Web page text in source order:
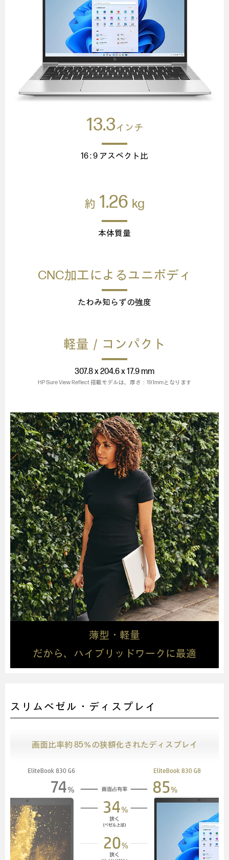
13.3インチ
16 : 9 アスペクト比
約 1.26 kg
本体質量
CNC加工によるユニボディ
たわみ知らずの強度
軽量／コンパクト
307.8 x 204.6 x 17.9 mm
HP Sure View Reflect 搭載モデルは、厚さ：19.1mmとなります
薄型・軽量
だから、ハイブリッドワークに最適
スリムベゼル・ディスプレイ
画面比率約 85％の狭額化されたディスプレイ